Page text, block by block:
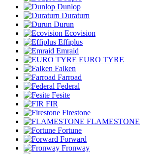
Dunlop
Duraturn
Durun
Ecovision
Effiplus
Emraid
EURO TYRE
Falken
Farroad
Federal
Fesite
FIR
Firestone
FLAMESTONE
Fortune
Forward
Fronway